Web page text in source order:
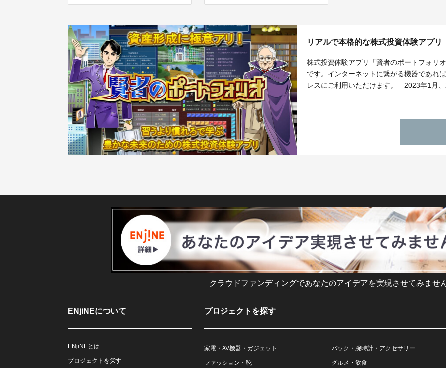
リアルで本格的な株式投資体験アプ
株式投資体験アプリ「賢者のポートフォリ
です。インターネットに繋がる機器であれ
レスにご利用いただけます。 2023年1月
クラウドファンディングであなたのアイデアを実現させてみませ
ENjiNEについて
ENjiNEとは
プロジェクトを探す
プロジェクトを探す
家電・AV機器・ガジェット バック・腕時計・アクセサリー
ファッション・靴 グルメ・飲食